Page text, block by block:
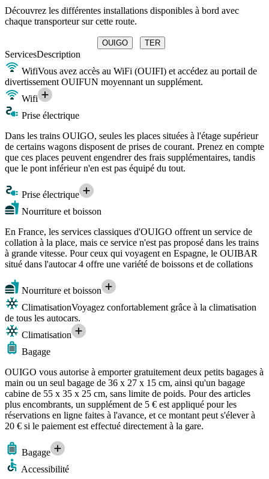
Découvrez les différentes installations disponibles à bord avec
chaque transporteur sur cette route.
OUIGO TER
ServicesDescription
WifiVous avez accès au WiFi (OUIFI) et accédez au portail de
divertissement OUIFUN moyennant un supplément.
Wifi
Prise électrique
Dans les trains OUIGO, seules les places situées à l'étage supérieur
de certains wagons disposent de prises de courant. Prenez en compte
que ces places peuvent engendrer des frais supplémentaires, tandis
que le pont inférieur n'en est pas équipé du tout.
Prise électrique
Nourriture et boisson
En France, les services classiques d'OUIGO offrent un service de
collation à la place, mais ce service n'est pas proposé dans les trains
à grande vitesse. Pour ceux qui voyagent en Espagne, le OUIBAR
situé dans l'autocar 4 offre une variété de boissons et de collations
Nourriture et boisson
ClimatisationVoyagez confortablement grâce à la climatisation
de tous les autocars.
Climatisation
Bagage
OUIGO vous autorise à emporter gratuitement deux petits bagages à
main ou un seul bagage de 36 x 27 x 15 cm, ainsi qu'un bagage
cabine de 55 x 35 x 25 cm, sans limite de poids. Pour des articles
plus encombrants, un supplément de 5 € est appliqué pour les
réservations en ligne faites à l'avance, et ce montant peut s'élever à
20 € si le paiement est effectué directement à la gare.
Bagage
Accessibilité